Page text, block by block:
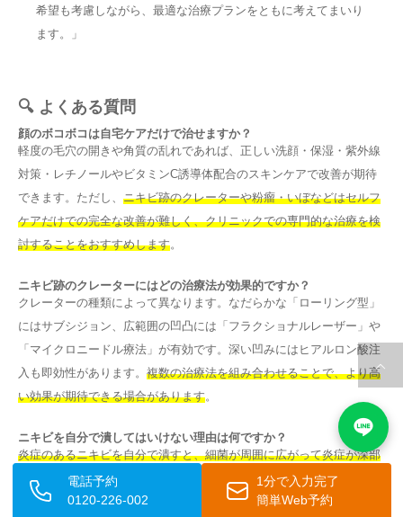
希望も考慮しながら、最適な治療プランをともに考えてまいり
ます。」
🔍 よくある質問
顔のボコボコは自宅ケアだけで治せますか？
軽度の毛穴の開きや角質の乱れであれば、正しい洗顔・保湿・紫外線
対策・レチノールやビタミンC誘導体配合のスキンケアで改善が期待
できます。ただし、 ニキビ跡のクレーターや粉瘤・いぼなどはセルフ
ケアだけでの完全な改善が難しく、クリニックでの専門的な治療を検
討することをおすすめします。
ニキビ跡のクレーターにはどの治療法が効果的ですか？
クレーターの種類によって異なります。なだらかな「ローリング型」
にはサブシジョン、広範囲の凹凸には「フラクショナルレーザー」や
「マイクロニードル療法」が有効です。深い凹みにはヒアルロン酸注
入も即効性があります。 複数の治療法を組み合わせることで、より高
い効果が期待できる場合があります。
ニキビを自分で潰してはいけない理由は何ですか？
炎症のあるニキビを自分で潰すと、細菌が周囲に広がって炎症が深部
まで拡大し、皮膚のコラーゲン組織が破壊されます。その結果、治癒
後にクレーターが残りやすくなります。どうしても処置が必要な場合
電話予約
0120-226-002
1分で入力完了
簡単Web予約